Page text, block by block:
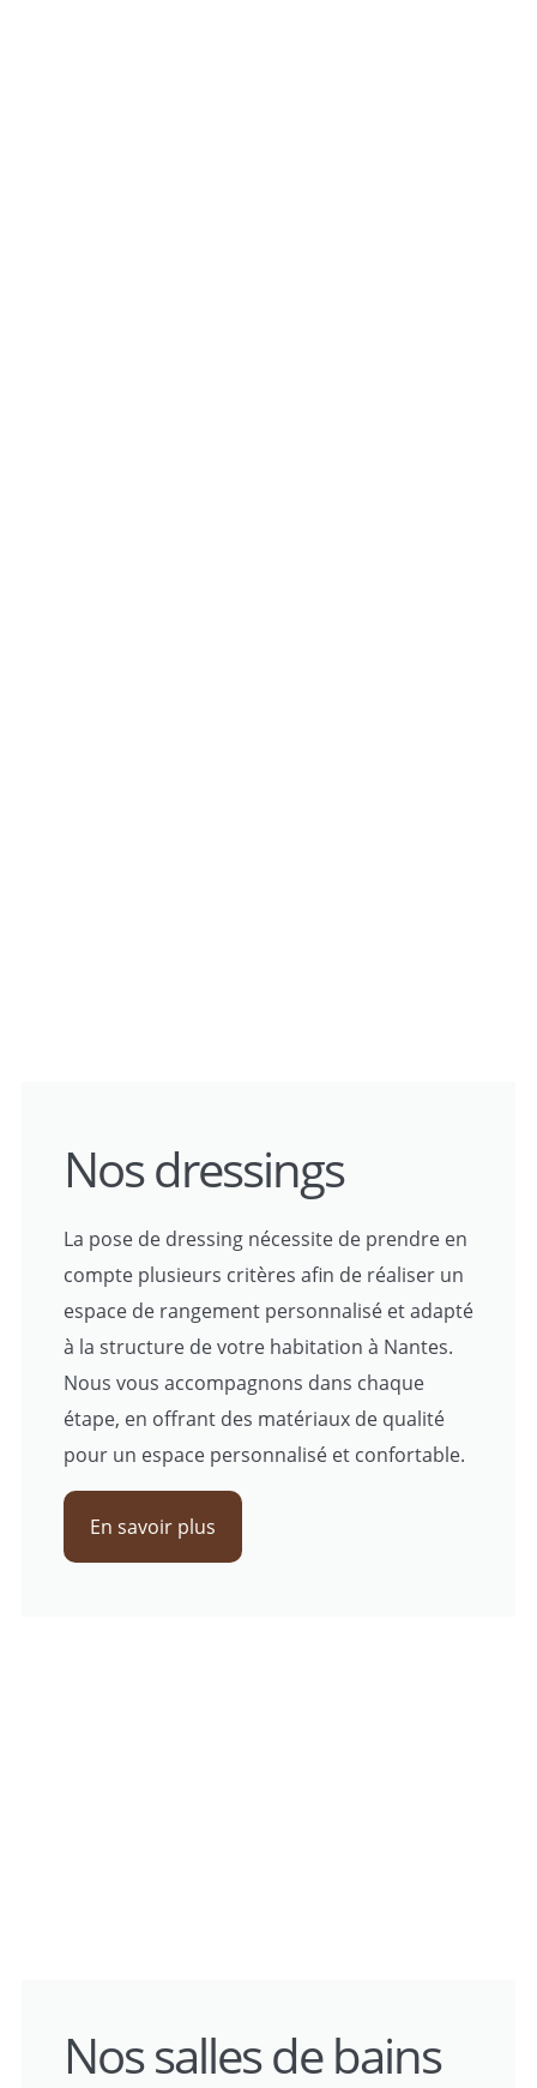
Nos dressings
La pose de dressing nécessite de prendre en
compte plusieurs critères afin de réaliser un
espace de rangement personnalisé et adapté
à la structure de votre habitation à Nantes.
Nous vous accompagnons dans chaque
étape, en offrant des matériaux de qualité
pour un espace personnalisé et confortable.
En savoir plus
Nos salles de bains